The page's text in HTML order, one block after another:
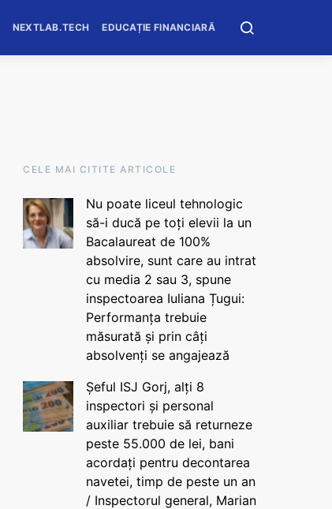
NEXTLAB.TECH EDUCAȚIE FINANCIARĂ
CELE MAI CITITE ARTICOLE
Nu poate liceul tehnologic
să-i ducă pe toți elevii la un
Bacalaureat de 100%
absolvire, sunt care au intrat
cu media 2 sau 3, spune
inspectoarea Iuliana Țugui:
Performanța trebuie
măsurată și prin câți
absolvenți se angajează
Șeful ISJ Gorj, alți 8
inspectori și personal
auxiliar trebuie să returneze
peste 55.000 de lei, bani
acordați pentru decontarea
navetei, timp de peste un an
/ Inspectorul general, Marian